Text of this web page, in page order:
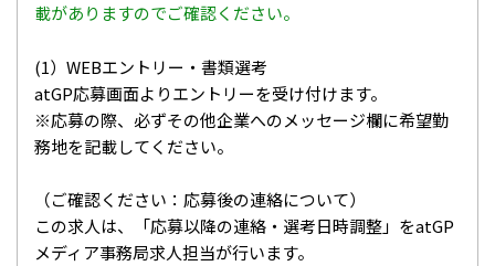
載がありますのでご確認ください。
(1）WEBエントリー・書類選考
atGP応募画面よりエントリーを受け付けます。
※応募の際、必ずその他企業へのメッセージ欄に希望勤
務地を記載してください。
（ご確認ください：応募後の連絡について）
この求人は、「応募以降の連絡・選考日時調整」をatGP
メディア事務局求人担当が行います。